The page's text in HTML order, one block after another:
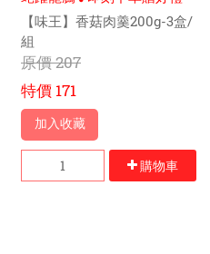
【味王】香菇肉羹200g-3盒/
組
原價207
特價 171
加入收藏
購物車